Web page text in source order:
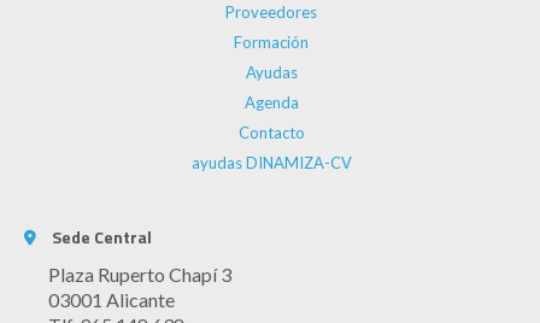
Proveedores
Formación
Ayudas
Agenda
Contacto
ayudas DINAMIZA-CV
Sede Central
Plaza Ruperto Chapí 3
03001 Alicante